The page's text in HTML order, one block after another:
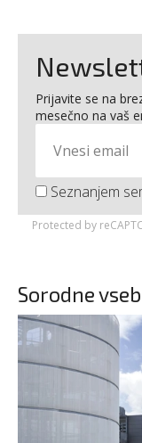
Prijavite se na
mesečno na vaš
Seznanjem
Protected by
Sorodne